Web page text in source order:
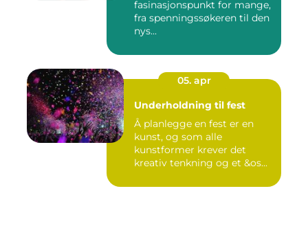
fasinasjonspunkt for mange,
fra spenningssøkeren til den
nys...
05. apr
Underholdning til fest
Å planlegge en fest er en
kunst, og som alle
kunstformer krever det
kreativ tenkning og et &os...